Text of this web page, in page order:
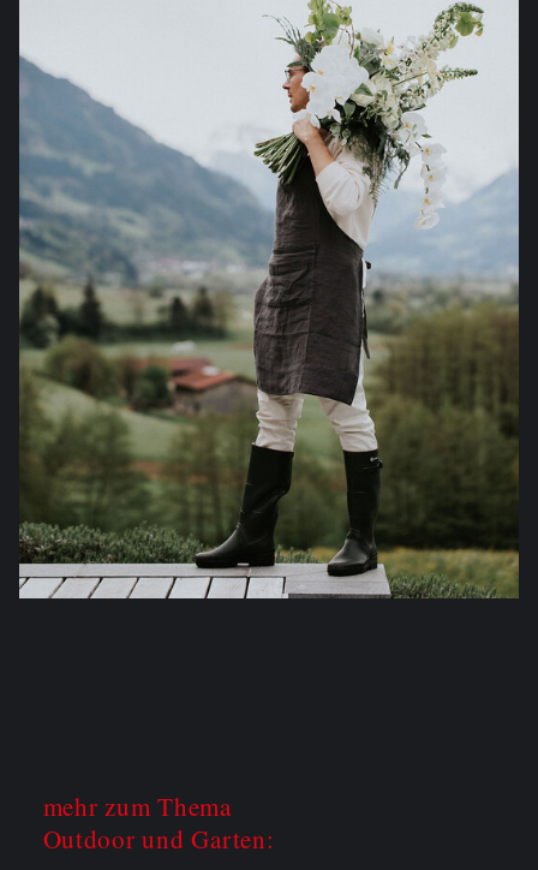
mehr zum Thema
Outdoor und Garten: